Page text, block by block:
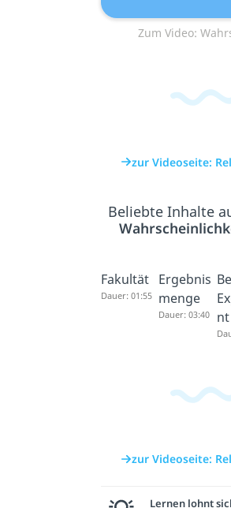
Zum Video:
zur Videoseite:
Beliebte Inhalte
Fakultät
Dauer: 01:55
Ergebnis
menge
Dauer: 03:40
nt
zur Videoseite:
Lernen lohnt